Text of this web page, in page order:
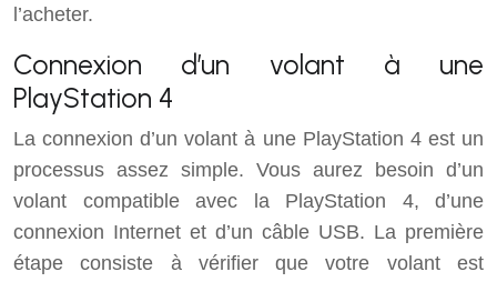
l’acheter.
Connexion d’un volant à une
PlayStation 4
La connexion d’un volant à une PlayStation 4 est un
processus assez simple. Vous aurez besoin d’un
volant compatible avec la PlayStation 4, d’une
connexion Internet et d’un câble USB. La première
étape consiste à vérifier que votre volant est